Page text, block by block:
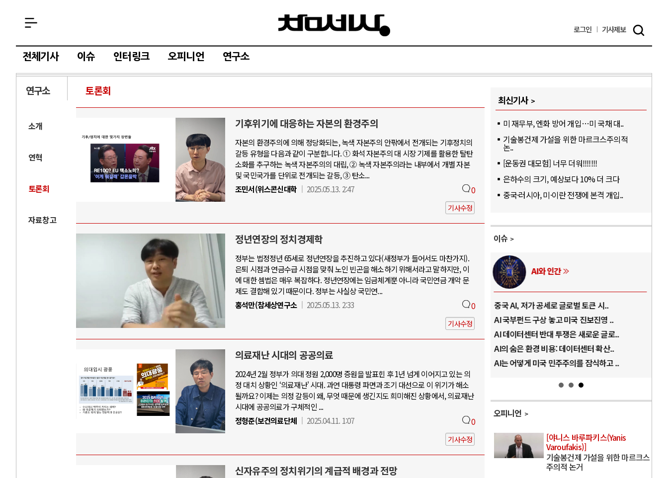
로그인 기사제보
전체기사 이슈 인터링크 오피니언 연구소
연구소 토론회
소개
연혁
토론회
자료창고
기후위기에 대응하는 자본의 환경주의
자본의 환경주의에 의해 정당화되는, 녹색 자본주의 안팎에서 전개되는 기후정치의
갈등 유형을 다음과 같이 구분합니다. ① 화석 자본주의 대 시장 기제를 활용한 탈탄
소화를 추구하는 녹색 자본주의의 대립, ② 녹색 자본주의라는 내부에서 개별 자본
및 국민국가를 단위로 전개되는 갈등, ③ 탄소...
조민서(위스콘신대학
2025.05.13. 2:47 0
기사수정
정년연장의 정치경제학
정부는 법정정년 65세로 정년연장을 추진하고 있다(새정부가 들어서도 마찬가지).
은퇴 시점과 연금수급 시점을 맞춰 노인 빈곤을 해소하기 위해서라고 말하지만, 이
에 대한 셈법은 매우 복잡하다. 정년연장에는 임금체계뿐 아니라 국민연금 개악 문
제도 결합해 있기 때문이다. 정부는 사실상 국민연...
홍석만(참세상연구소
2025.05.13. 2:33 0
기사수정
의료재난 시대의 공공의료
2024년 2월 정부가 의대 정원 2,000명 증원을 발표힌 후 1년 넘게 이어지고 있는 의
정 대치 상황인 ‘의료재난' 시대. 과연 대통령 파면과 조기 대선으로 이 위기가 해소
될까요? 이제는 의정 갈등이 왜, 무엇 때문에 생긴지도 희미해진 상황에서, 의료재난
시대에 공공의료가 구체적인 ...
정형준(보건의료단체
2025.04.11. 1:07 0
기사수정
신자유주의 정치위기의 계급적 배경과 전망
최신기사
미 재무부, 엔화 방어 개입…미 국채 대..
기술봉건제 가설을 위한 마르크스주의적
논..
[운동권 대모험] 너무 더워!!!!!!!
은하수의 크기, 예상보다 10% 더 크다
중국·러시아, 미·이란 전쟁에 본격 개입..
이슈
중국 AI, 저가 공세로 글로벌 토큰 시..
AI 국부펀드 구상 놓고 미국 진보진영 ..
러시아-우크라이나 전쟁
전쟁의 추상화: 우크라이나, 대리전의 역..
EU·우크라이나 드론 협력 직후, 러시아..
우크라이나, 덴마크, 에스토니아, 네덜란..
러·우크라, 대규모 공습 주고받아…민간 ..
중동 위기
호르무즈 갈등 격화, 트럼프 정치·경제 ..
호르무즈 해협 통행료를 철회한 트럼프
이란, 호르무즈 해협 봉쇄 선택한 배경
AI와 인간
중국 AI, 저가 공세로 글로벌 토큰 시..
AI 국부펀드 구상 놓고 미국 진보진영 ..
AI 데이터센터 반대 투쟁은 새로운 글로..
AI의 숨은 환경 비용: 데이터센터 확산..
AI는 어떻게 미국 민주주의를 잠식하고 ..
오피니언
[야니스 바루파키스(Yanis
Varoufakis)]
기술봉건제 가설을 위한 마르크스
주의적 논거